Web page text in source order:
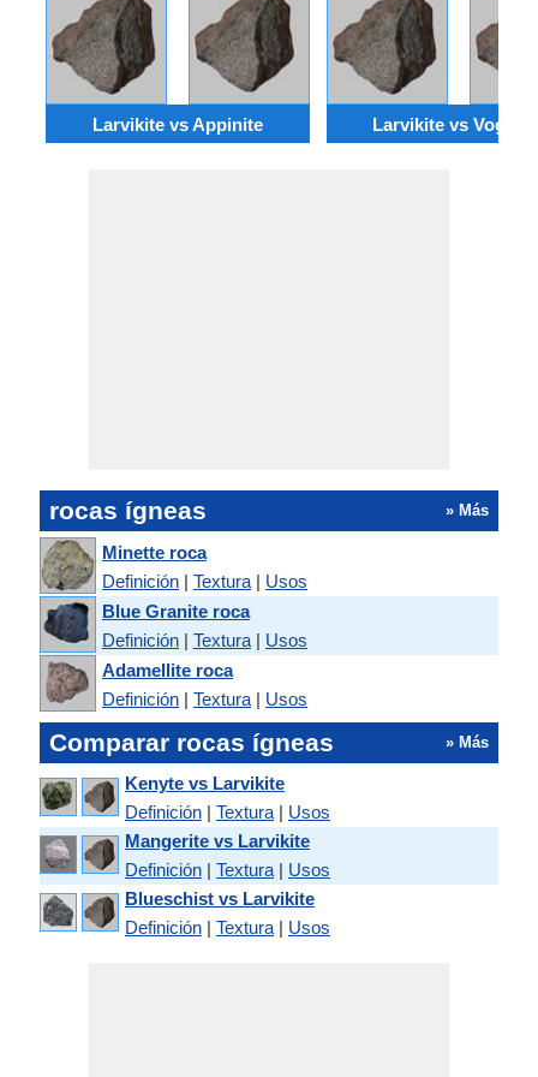
Larvikite vs Appinite Larvikite vs
rocas ígneas » Más
Minette roca
Definición | Textura | Usos
Blue Granite roca
Definición | Textura | Usos
Adamellite roca
Definición | Textura | Usos
Comparar rocas ígneas » Más
Kenyte vs Larvikite
Definición | Textura | Usos
Mangerite vs Larvikite
Definición | Textura | Usos
Blueschist vs Larvikite
Definición | Textura | Usos